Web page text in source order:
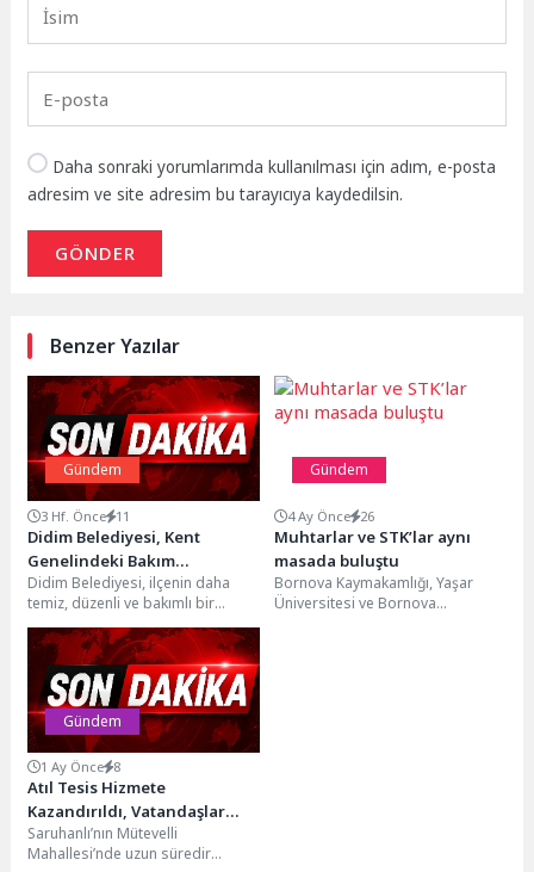
Daha sonraki yorumlarımda kullanılması için adım, e-posta
adresim ve site adresim bu tarayıcıya kaydedilsin.
GÖNDER
Benzer Yazılar
Gündem
3 Hf. Önce 11
Didim Belediyesi, Kent
Genelindeki Bakım
Çalışmalarını Aralıksız
Sürdürüyor
Didim Belediyesi, ilçenin daha
temiz, düzenli ve bakımlı bir
görünüme kavuşması amacıyla
kent genelindeki bakım...
Gündem
4 Ay Önce 26
Muhtarlar ve STK’lar aynı
masada buluştu
Bornova Kaymakamlığı, Yaşar
Üniversitesi ve Bornova
Gündem
1 Ay Önce 8
Atıl Tesis Hizmete
Kazandırıldı, Vatandaşlar
Sağlıklı ve Kesintisiz Suya
Kavuştu
Saruhanlı’nın Mütevelli
Mahallesi’nde uzun süredir